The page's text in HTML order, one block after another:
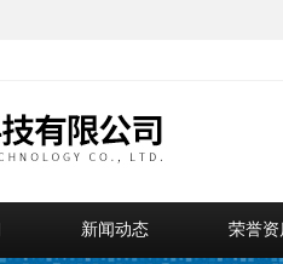
新闻动态 荣誉资